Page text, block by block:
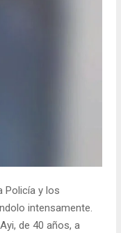
Policía y los
intensamente.
de 40 años, a